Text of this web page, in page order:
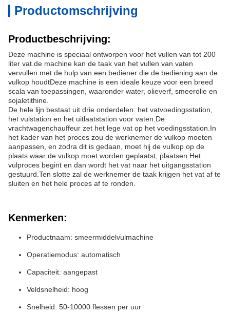
Productomschrijving
Productbeschrijving:
Deze machine is speciaal ontworpen voor het vullen van tot 200
liter vat.de machine kan de taak van het vullen van vaten
vervullen met de hulp van een bediener die de bediening aan de
vulkop houdtDeze machine is een ideale keuze voor een breed
scala van toepassingen, waaronder water, olieverf, smeerolie en
sojaletithine.
De hele lijn bestaat uit drie onderdelen: het vatvoedingsstation,
het vulstation en het uitlaatstation voor vaten.De
vrachtwagenchauffeur zet het lege vat op het voedingsstation.In
het kader van het proces zou de werknemer de vulkop moeten
aanpassen, en zodra dit is gedaan, moet hij de vulkop op de
plaats waar de vulkop moet worden geplaatst, plaatsen.Het
vulproces begint en dan wordt het vat naar het uitgangsstation
gestuurd.Ten slotte zal de werknemer de taak krijgen het vat af te
sluiten en het hele proces af te ronden.
Kenmerken:
Productnaam: smeermiddelvulmachine
Operatiemodus: automatisch
Capaciteit: aangepast
Veldsnelheid: hoog
Snelheid: 50-10000 flessen per uur